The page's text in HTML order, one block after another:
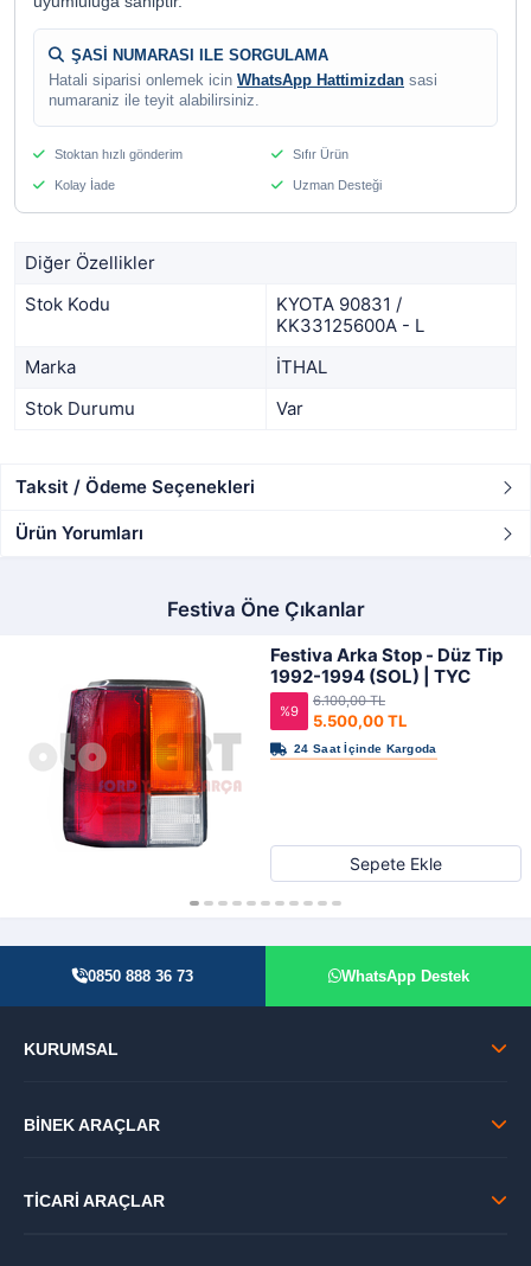
ŞASİ NUMARASI ILE SORGULAMA
Hatali siparisi onlemek icin WhatsApp Hattimizdan sasi
numaraniz ile teyit alabilirsiniz.
Stoktan hızlı gönderim Sıfır Ürün
Kolay İade Uzman Desteği
Diğer Özellikler
Stok Kodu
KYOTA 90831 /
KK33125600A - L
Marka
İTHAL
Stok Durumu
Var
Taksit / Ödeme Seçenekleri
Ürün Yorumları
Festiva Öne Çıkanlar
Festiva Arka Stop - Düz Tip
1992-1994 (SOL) | TYC
%9 5.500,00 TL
6.100,00 TL
Sepete Ekle
0850 888 36 73 WhatsApp Destek
KURUMSAL
BİNEK ARAÇLAR
TİCARİ ARAÇLAR